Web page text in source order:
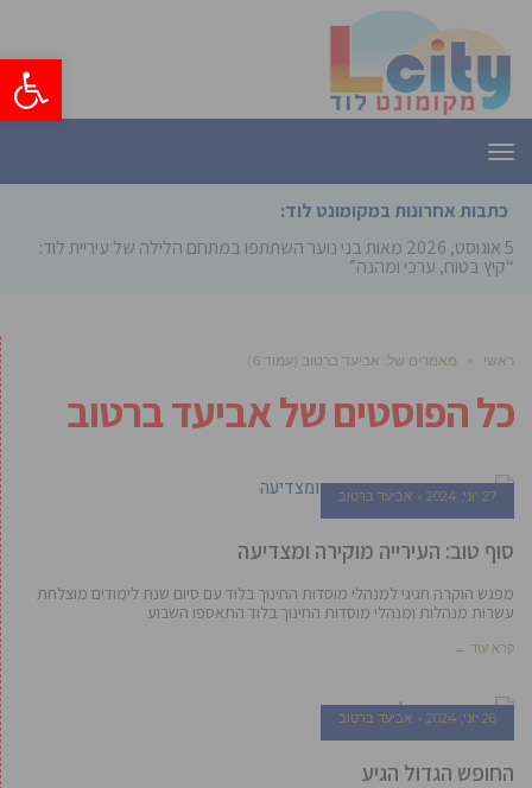
פתח
תפריט
כתבות אחרונות במקומונט לוד:
5 אוגוסט, 2026
מאות בני נוער השתתפו במתחם הלילה של עיריית לוד:
“קיץ בטוח, ערכי ומהנה”
ראשי » מאמרים של: אביעד ברטוב (עמוד 6)
כל הפוסטים שלאביעד ברטוב
27 יוני, 2024 אביעד ברטוב
סוף טוב: העירייה מוקירה ומצדיעה
מפגש הוקרה חגיגי למנהלי מוסדות החינוך בלוד עם סיום שנת לימודים מוצלחת
עשרות מנהלות ומנהלי מוסדות החינוך בלוד התאספו השבוע
קרא עוד ←
26 יוני, 2024 אביעד ברטוב
החופש הגדול הגיע